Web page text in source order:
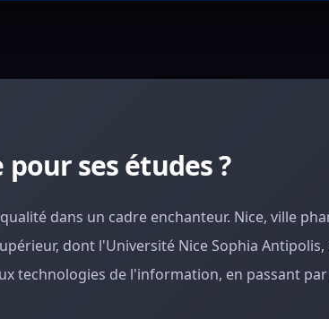
ses études ?
dans un cadre enchanteur. Nice, ville
dont l'Université Nice Sophia
technologies de l'information, en passant